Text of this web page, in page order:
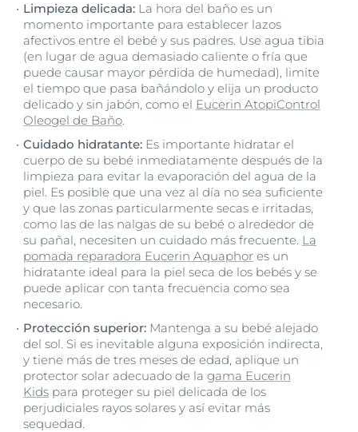
Limpieza delicada: La hora del baño es un
momento importante para establecer lazos
afectivos entre el bebé y sus padres. Use agua tibia
(en lugar de agua demasiado caliente o fría que
puede causar mayor pérdida de humedad), limite
el tiempo que pasa bañándolo y elija un producto
delicado y sin jabón, como el Eucerin AtopiControl
Oleogel de Baño.
Cuidado hidratante: Es importante hidratar el
cuerpo de su bebé inmediatamente después de la
limpieza para evitar la evaporación del agua de la
piel. Es posible que una vez al día no sea suficiente
y que las zonas particularmente secas e irritadas,
como las de las nalgas de su bebé o alrededor de
su pañal, necesiten un cuidado más frecuente. La
pomada reparadora Eucerin Aquaphor es un
hidratante ideal para la piel seca de los bebés y se
puede aplicar con tanta frecuencia como sea
necesario.
Protección superior: Mantenga a su bebé alejado
del sol. Si es inevitable alguna exposición indirecta,
y tiene más de tres meses de edad, aplique un
protector solar adecuado de la gama Eucerin
Kids para proteger su piel delicada de los
perjudiciales rayos solares y así evitar más
sequedad.